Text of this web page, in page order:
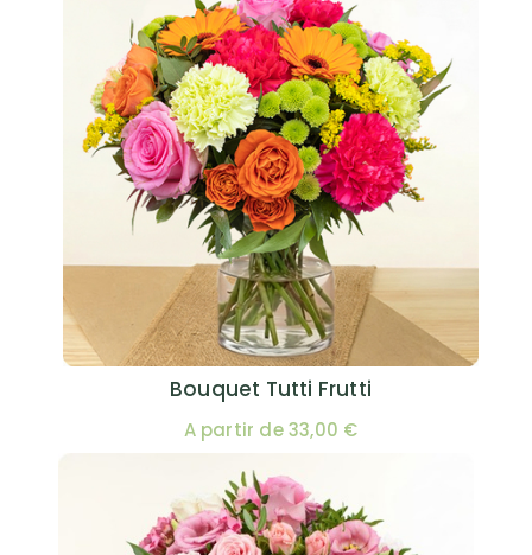
Bouquet Tutti Frutti
A partir de 33,00 €